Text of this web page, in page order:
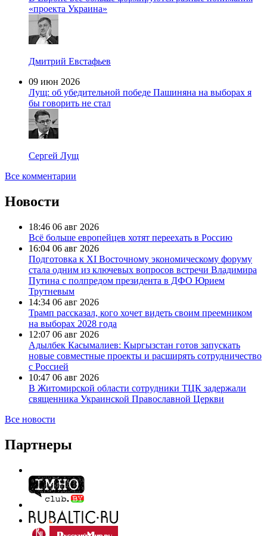
«проекта Украина»
Дмитрий Евстафьев
09 июн 2026
Лущ: об убедительной победе Пашиняна на выборах я
бы говорить не стал
Сергей Лущ
Все комментарии
Новости
18:46 06 авг 2026
Всё больше европейцев хотят переехать в Россию
16:04 06 авг 2026
Подготовка к XI Восточному экономическому форуму
стала одним из ключевых вопросов встречи Владимира
Путина с полпредом президента в ДФО Юрием
Трутневым
14:34 06 авг 2026
Трамп рассказал, кого хочет видеть своим преемником
на выборах 2028 года
12:07 06 авг 2026
Адылбек Касымалиев: Кыргызстан готов запускать
новые совместные проекты и расширять сотрудничество
с Россией
10:47 06 авг 2026
В Житомирской области сотрудники ТЦК задержали
священника Украинской Православной Церкви
Все новости
Партнеры